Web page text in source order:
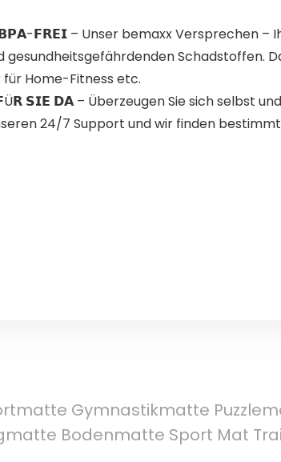
– Unser bemaxx Versprechen –
Schadstoffen.
für Home-Fitness etc.
𝗗𝗔 – Überzeugen Sie sich selbst und
24/7 Support und wir finden
Gymnastikmatte
Bodenmatte Sport Mat